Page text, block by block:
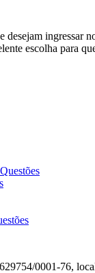
escolha para
0001-76,